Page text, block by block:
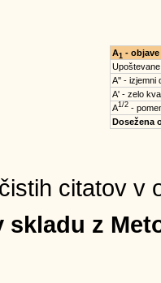
A1 - objave
A'' - izjemni
A' - zelo
A1/2-
Dosežena
citatov v
skladu z